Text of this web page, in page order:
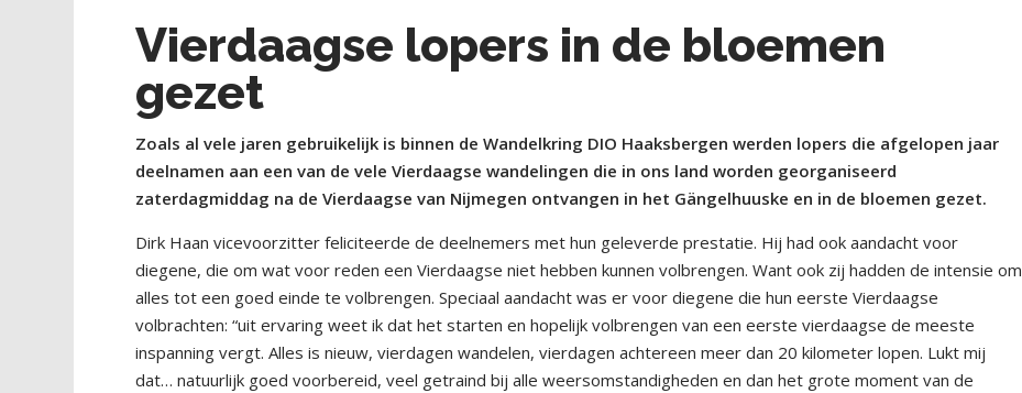
Vierdaagse lopers in de bloemen
gezet
Zoals al vele jaren gebruikelijk is binnen de Wandelkring DIO Haaksbergen werden lopers die afgelopen jaar
deelnamen aan een van de vele Vierdaagse wandelingen die in ons land worden georganiseerd
zaterdagmiddag na de Vierdaagse van Nijmegen ontvangen in het Gängelhuuske en in de bloemen gezet.
Dirk Haan vicevoorzitter feliciteerde de deelnemers met hun geleverde prestatie. Hij had ook aandacht voor
diegene, die om wat voor reden een Vierdaagse niet hebben kunnen volbrengen. Want ook zij hadden de intensie om
alles tot een goed einde te volbrengen. Speciaal aandacht was er voor diegene die hun eerste Vierdaagse
volbrachten: “uit ervaring weet ik dat het starten en hopelijk volbrengen van een eerste vierdaagse de meeste
inspanning vergt. Alles is nieuw, vierdagen wandelen, vierdagen achtereen meer dan 20 kilometer lopen. Lukt mij
dat… natuurlijk goed voorbereid, veel getraind bij alle weersomstandigheden en dan het grote moment van de